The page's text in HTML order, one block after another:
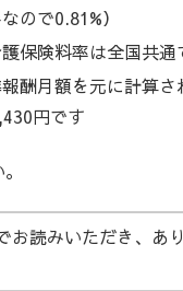
ので0.81%）
保険料率は全国共通
酬月額を元に計算さ
円です
お読みいただき、あ